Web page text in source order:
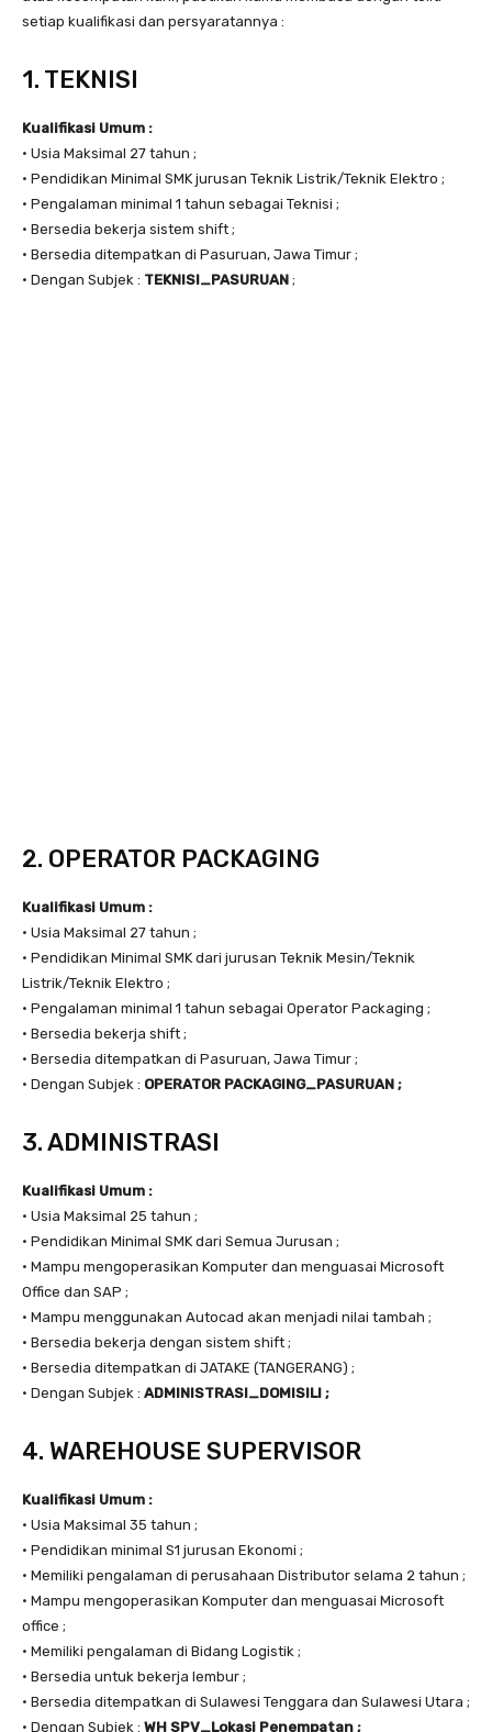
setiap kualifikasi dan persyaratannya :
1. TEKNISI
Kualifikasi Umum :
• Usia Maksimal 27 tahun ;
• Pendidikan Minimal SMK jurusan Teknik Listrik/Teknik Elektro ;
• Pengalaman minimal 1 tahun sebagai Teknisi ;
• Bersedia bekerja sistem shift ;
• Bersedia ditempatkan di Pasuruan, Jawa Timur ;
• Dengan Subjek : TEKNISI_PASURUAN ;
2. OPERATOR PACKAGING
Kualifikasi Umum :
• Usia Maksimal 27 tahun ;
• Pendidikan Minimal SMK dari jurusan Teknik Mesin/Teknik
Listrik/Teknik Elektro ;
• Pengalaman minimal 1 tahun sebagai Operator Packaging ;
• Bersedia bekerja shift ;
• Bersedia ditempatkan di Pasuruan, Jawa Timur ;
• Dengan Subjek : OPERATOR PACKAGING_PASURUAN ;
3. ADMINISTRASI
Kualifikasi Umum :
• Usia Maksimal 25 tahun ;
• Pendidikan Minimal SMK dari Semua Jurusan ;
• Mampu mengoperasikan Komputer dan menguasai Microsoft
Office dan SAP ;
• Mampu menggunakan Autocad akan menjadi nilai tambah ;
• Bersedia bekerja dengan sistem shift ;
• Bersedia ditempatkan di JATAKE (TANGERANG) ;
• Dengan Subjek : ADMINISTRASI_DOMISILI ;
4. WAREHOUSE SUPERVISOR
Kualifikasi Umum :
• Usia Maksimal 35 tahun ;
• Pendidikan minimal S1 jurusan Ekonomi ;
• Memiliki pengalaman di perusahaan Distributor selama 2 tahun ;
• Mampu mengoperasikan Komputer dan menguasai Microsoft
office ;
• Memiliki pengalaman di Bidang Logistik ;
• Bersedia untuk bekerja lembur ;
• Bersedia ditempatkan di Sulawesi Tenggara dan Sulawesi Utara ;
• Dengan Subjek : WH SPV_Lokasi Penempatan ;